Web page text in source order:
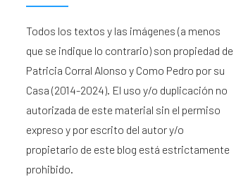
Todos los textos y las imágenes (a menos
que se indique lo contrario) son propiedad de
Patricia Corral Alonso y Como Pedro por su
Casa (2014-2024). El uso y/o duplicación no
autorizada de este material sin el permiso
expreso y por escrito del autor y/o
propietario de este blog está estrictamente
prohibido.